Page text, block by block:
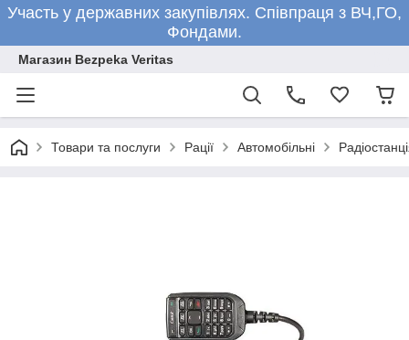
Участь у державних закупівлях. Співпраця з ВЧ,ГО,
Фондами.
Магазин Bezpeka Veritas
Товари та послуги Рації Автомобільні